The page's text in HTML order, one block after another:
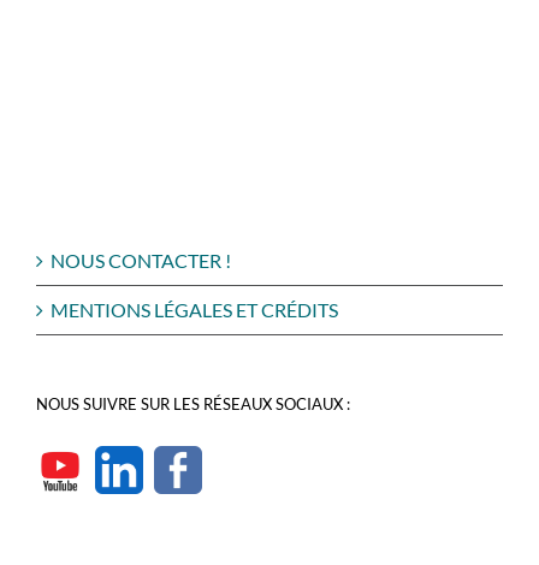
NOUS CONTACTER !
MENTIONS LÉGALES ET CRÉDITS
NOUS SUIVRE SUR LES RÉSEAUX SOCIAUX :